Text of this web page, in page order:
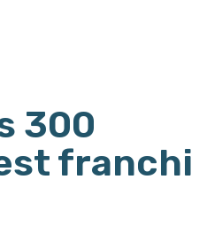
300
franchi